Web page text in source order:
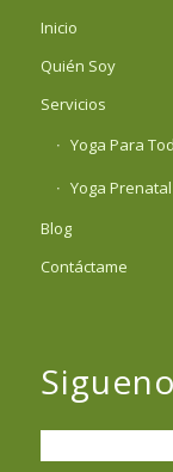
Inicio
Quién Soy
Servicios
Yoga Para
Yoga Prenatal
Blog
Contáctame